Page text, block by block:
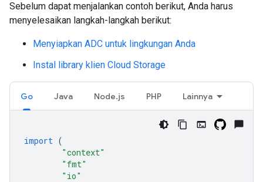
Sebelum dapat menjalankan contoh berikut, Anda harus
menyelesaikan langkah-langkah berikut:
Menyiapkan ADC untuk lingkungan Anda
Instal library klien Cloud Storage
Go Java Node.js PHP Lainnya
import (
"context"
"fmt"
"io"